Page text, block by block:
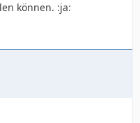
können. :ja: